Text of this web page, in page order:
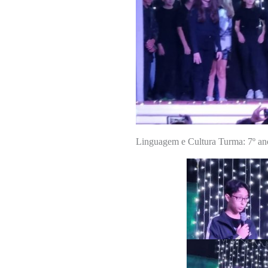
Linguagem e Cultura Turma: 7º